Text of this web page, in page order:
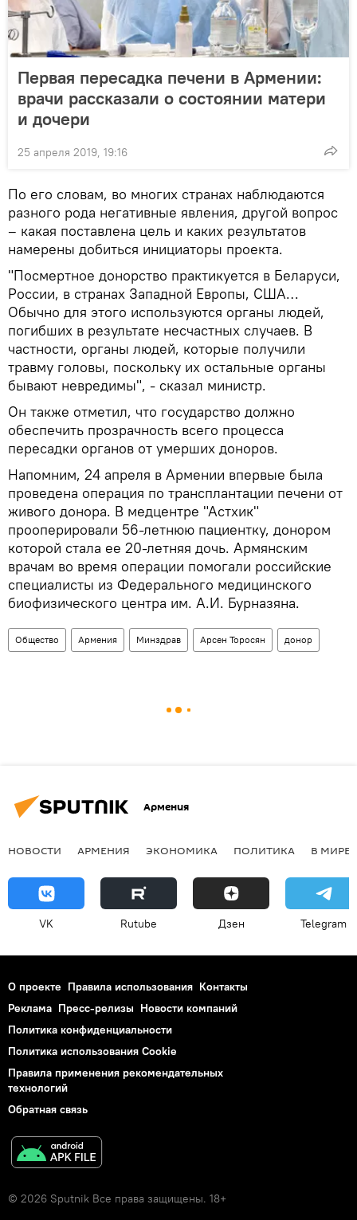
Первая пересадка печени в Армении:
врачи рассказали о состоянии матери
и дочери
25 апреля 2019, 19:16
По его словам, во многих странах наблюдаются
разного рода негативные явления, другой вопрос
– какая поставлена цель и каких результатов
намерены добиться инициаторы проекта.
"Посмертное донорство практикуется в Беларуси,
России, в странах Западной Европы, США…
Обычно для этого используются органы людей,
погибших в результате несчастных случаев. В
частности, органы людей, которые получили
травму головы, поскольку их остальные органы
бывают невредимы", - сказал министр.
Он также отметил, что государство должно
обеспечить прозрачность всего процесса
пересадки органов от умерших доноров.
Напомним, 24 апреля в Армении впервые была
проведена операция по трансплантации печени от
живого донора. В медцентре "Астхик"
прооперировали 56-летнюю пациентку, донором
которой стала ее 20-летняя дочь. Армянским
врачам во время операции помогали российские
специалисты из Федерального медицинского
биофизического центра им. А.И. Бурназяна.
Общество Армения Минздрав Арсен Торосян донор
Армения
НОВОСТИ АРМЕНИЯ ЭКОНОМИКА ПОЛИТИКА В МИРЕ
VK Rutube Дзен Telegram
О проекте Правила использования Контакты
Реклама Пресс-релизы Новости компаний
Политика конфиденциальности
Политика использования Cookie
Правила применения рекомендательных
технологий
Обратная связь
© 2026 Sputnik Все права защищены. 18+